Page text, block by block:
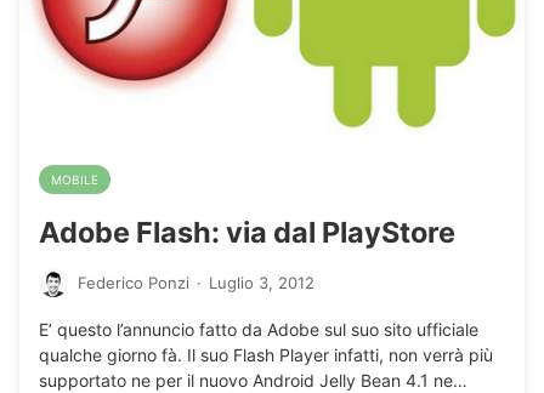
MOBILE
Adobe Flash: via dal PlayStore
Federico Ponzi · Luglio 3, 2012
E’ questo l’annuncio fatto da Adobe sul suo sito ufficiale
qualche giorno fà. Il suo Flash Player infatti, non verrà più
supportato ne per il nuovo Android Jelly Bean 4.1 ne…